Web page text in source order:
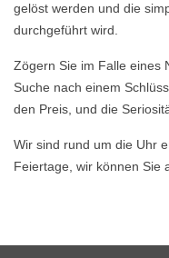
gelöst werden und die
durchgeführt wird.
Zögern Sie im Falle eines
Suche nach einem
den Preis, und die
Wir sind rund um die Uhr
Feiertage, wir können Sie